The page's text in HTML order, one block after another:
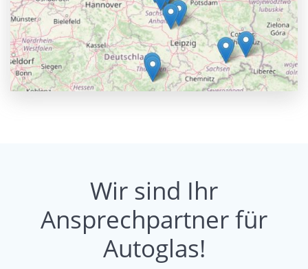
Wir sind Ihr
Ansprechpartner für
Autoglas!